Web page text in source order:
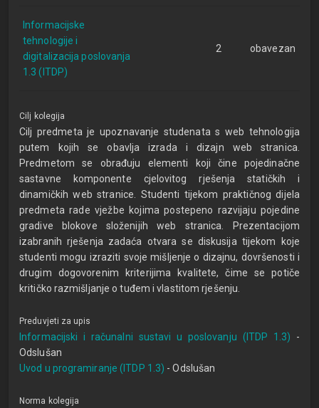
Informacijske
tehnologije i
digitalizacija poslovanja
1.3 (ITDP)
2 obavezan
Cilj kolegija
Cilj predmeta je upoznavanje studenata s web tehnologija
putem kojih se obavlja izrada i dizajn web stranica.
Predmetom se obrađuju elementi koji čine pojedinačne
sastavne komponente cjelovitog rješenja statičkih i
dinamičkih web stranice. Studenti tijekom praktičnog dijela
predmeta rade vježbe kojima postepeno razvijaju pojedine
gradive blokove složenijih web stranica. Prezentacijom
izabranih rješenja zadaća otvara se diskusija tijekom koje
studenti mogu izraziti svoje mišljenje o dizajnu, dovršenosti i
drugim dogovorenim kriterijima kvalitete, čime se potiče
kritičko razmišljanje o tuđem i vlastitom rješenju.
Preduvjeti za upis
Informacijski i računalni sustavi u poslovanju (ITDP 1.3) -
Odslušan
Uvod u programiranje (ITDP 1.3) - Odslušan
Norma kolegija